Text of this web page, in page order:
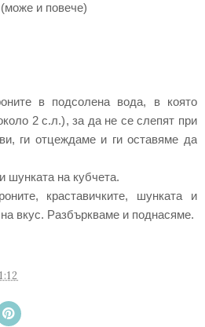
(може и повече)
в подсолена вода, в която
2 с.л.), за да не се слепят при
ги отцеждаме и ги оставяме да
шунката на кубчета.
краставичките, шунката и
вкус. Разбъркваме и поднасяме.